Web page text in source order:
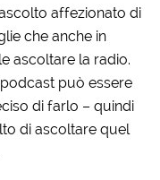
affezionato di
che anche in
ascoltare la radio.
può essere
di farlo – quindi
di ascoltare quel